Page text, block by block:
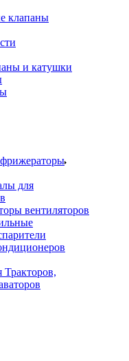
клапаны
и катушки
для
вентиляторов